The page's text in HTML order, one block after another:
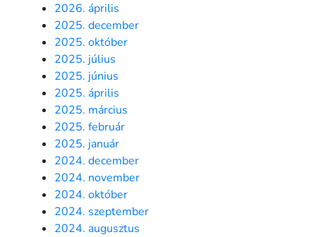
2026. április
2025. december
2025. október
2025. július
2025. június
2025. április
2025. március
2025. február
2025. január
2024. december
2024. november
2024. október
2024. szeptember
2024. augusztus